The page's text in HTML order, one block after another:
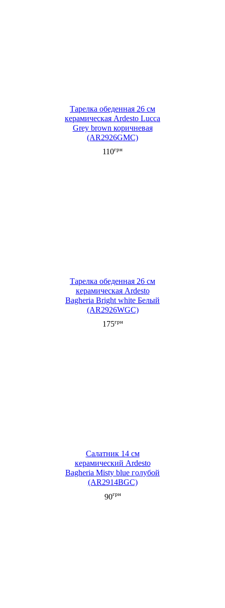
Тарелка обеденная 26 см
керамическая Ardesto Lucca
Grey brown коричневая
(AR2926GMC)
110грн
Тарелка обеденная 26 см
керамическая Ardesto
Bagheria Bright white Белый
(AR2926WGC)
175грн
Салатник 14 см
керамический Ardesto
Bagheria Misty blue голубой
(AR2914BGC)
90грн